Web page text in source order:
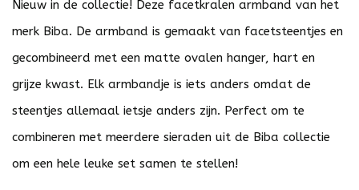
Nieuw in de collectie! Deze facetkralen armband van het
merk Biba. De armband is gemaakt van facetsteentjes en
gecombineerd met een matte ovalen hanger, hart en
grijze kwast. Elk armbandje is iets anders omdat de
steentjes allemaal ietsje anders zijn. Perfect om te
combineren met meerdere sieraden uit de Biba collectie
om een hele leuke set samen te stellen!